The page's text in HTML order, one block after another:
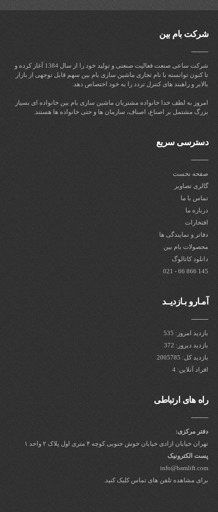
شرکت بام بین
شرکت ساعی صنعت فعالیت صنعتی و تولید خود را از سال 1384 آغاز کرده و
تا کنون توانسته با نام تجاری ماشین سازی بام بین سهم قابل توجهی از بازار
بالابر و راهبند های کنترل تردد را به خود اختصاص دهد.
امروز به لطف خدا خانواده مشتریان ماشین سازی بام بین خانواده ای بسیار
بزرگ مشتمل بر اصناع، اصناف، سازمان ها و حتی خانواده ها هستند.
دسترسی سریع
صفحه نخست
گالری تصاویر
تماس با ما
درباره ما
افتخارات
دفاتر و نمایندگی ها
محصولات بام بین
دانلود کاتالوگ
145 866 66 - 021
آمـارو بـازدیــد
بازدید امروز: 535
بازدید دیرور: 372
بازدید کل: 2005785
افراد آنلاین: 4
راه های ارتباطی
دفتر مرکزی:
تهران خیابان ازادی خیابان خوش جنوبی کوچه ۴ متری اول پلاک ۲ واحد ۱
پست الکترونیک
info@bamlift.com
برای مشاهده تلفن های تماس کلیک کنید.